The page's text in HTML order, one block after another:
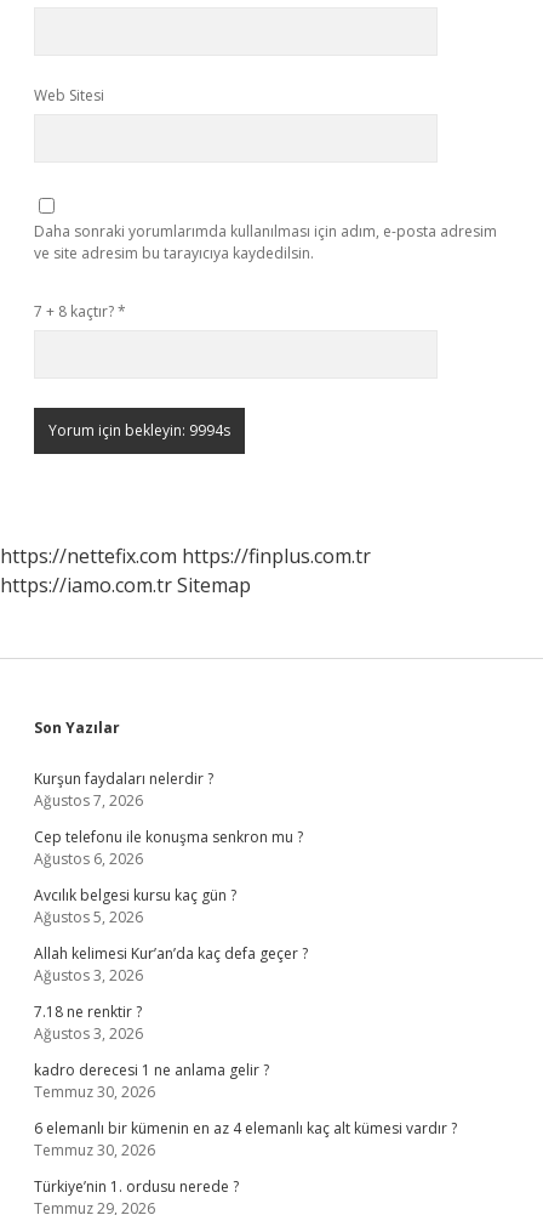
Web Sitesi
Daha sonraki yorumlarımda kullanılması için adım, e-posta adresim
ve site adresim bu tarayıcıya kaydedilsin.
7 + 8 kaçtır?*
https://nettefix.com https://finplus.com.tr
https://iamo.com.trSitemap
Sidebar
Son Yazılar
Kurşun faydaları nelerdir ?
Ağustos 7, 2026
Cep telefonu ile konuşma senkron mu ?
Ağustos 6, 2026
Avcılık belgesi kursu kaç gün ?
Ağustos 5, 2026
Allah kelimesi Kur’an’da kaç defa geçer ?
Ağustos 3, 2026
7.18 ne renktir ?
Ağustos 3, 2026
kadro derecesi 1 ne anlama gelir ?
Temmuz 30, 2026
6 elemanlı bir kümenin en az 4 elemanlı kaç alt kümesi vardır ?
Temmuz 30, 2026
Türkiye’nin 1. ordusu nerede ?
Temmuz 29, 2026